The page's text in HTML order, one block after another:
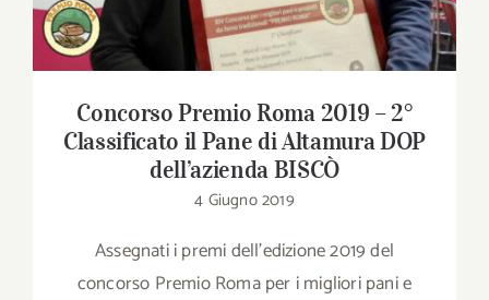
Cerca
per:
Concorso Premio Roma 2019 – 2°
Classificato il Pane di Altamura DOP
dell’azienda BISCÒ
4 Giugno 2019
Assegnati i premi dell'edizione 2019 del
concorso Premio Roma per i migliori pani e